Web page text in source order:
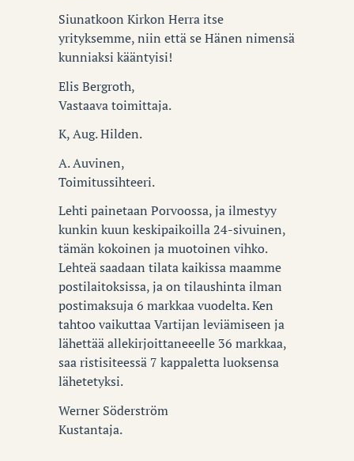
Siunatkoon Kirkon Herra itse
yrityksemme, niin että se Hänen nimensä
kunniaksi kääntyisi!
Elis Bergroth,
Vastaava toimittaja.
K, Aug. Hilden.
A. Auvinen,
Toimitussihteeri.
Lehti painetaan Porvoossa, ja ilmestyy
kunkin kuun keskipaikoilla 24-sivuinen,
tämän kokoinen ja muotoinen vihko.
Lehteä saadaan tilata kaikissa maamme
postilaitoksissa, ja on tilaushinta ilman
postimaksuja 6 markkaa vuodelta. Ken
tahtoo vaikuttaa Vartijan leviämiseen ja
lähettää allekirjoittaneeelle 36 markkaa,
saa ristisiteessä 7 kappaletta luoksensa
lähetetyksi.
Werner Söderström
Kustantaja.